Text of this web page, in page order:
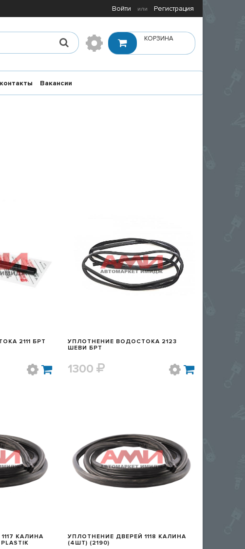
Войти или Регистрация
КОРЗИНА
Вакансии
2111 БРТ
БЫСТРЫЙ ПРОСМОТР
УПЛОТНЕНИЕ ВОДОСТОКА 2123
ШЕВИ БРТ
1300
КАЛИНА
БЫСТРЫЙ ПРОСМОТР
УПЛОТНЕНИЕ ДВЕРЕЙ 1118 КАЛИНА
(4ШТ) (2190)